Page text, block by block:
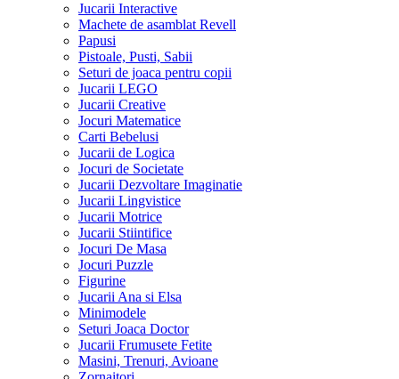
Jucarii Interactive
Machete de asamblat Revell
Papusi
Pistoale, Pusti, Sabii
Seturi de joaca pentru copii
Jucarii LEGO
Jucarii Creative
Jocuri Matematice
Carti Bebelusi
Jucarii de Logica
Jocuri de Societate
Jucarii Dezvoltare Imaginatie
Jucarii Lingvistice
Jucarii Motrice
Jucarii Stiintifice
Jocuri De Masa
Jocuri Puzzle
Figurine
Jucarii Ana si Elsa
Minimodele
Seturi Joaca Doctor
Jucarii Frumusete Fetite
Masini, Trenuri, Avioane